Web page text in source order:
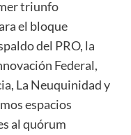
triunfo
el bloque
del PRO, la
Federal,
La Neuquinidad y
espacios
al quórum